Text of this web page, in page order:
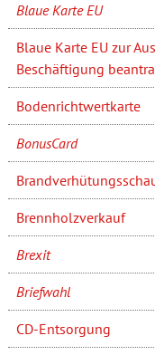
Blaue Karte EU
Blaue Karte EU zur
Beschäftigung
Bodenrichtwertkarte
BonusCard
Brennholzverkauf
Brexit
Briefwahl
CD-Entsorgung